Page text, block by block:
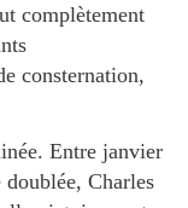
complètement
consternation,
Entre janvier
doublée, Charles